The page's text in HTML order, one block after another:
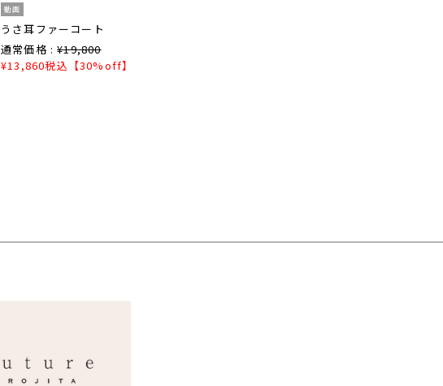
動画
うさ耳ファーコート
通常価格 : ¥19,800
¥13,860税込 【30%off】